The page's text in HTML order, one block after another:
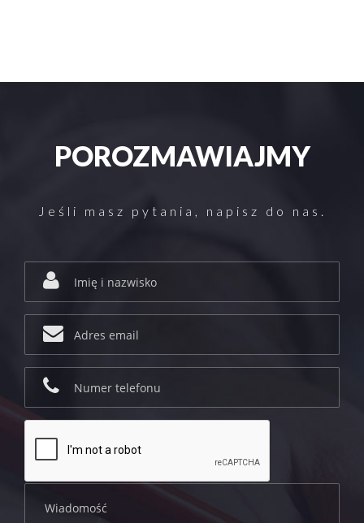
POROZMAWIAJMY
Jeśli masz pytania, napisz do nas.